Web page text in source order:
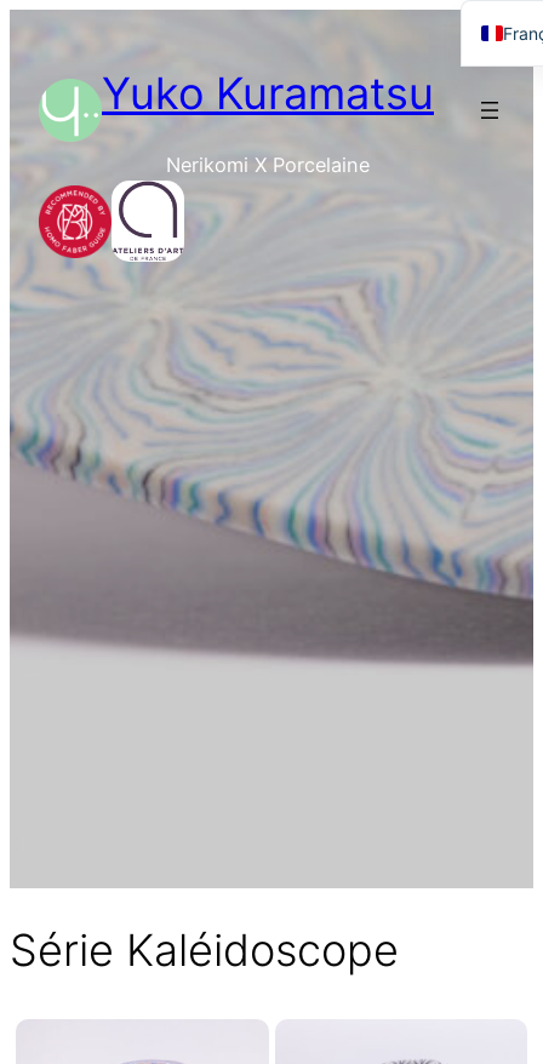
Yuko Kuramatsu
Nerikomi X Porcelaine
Série Kaléidoscope